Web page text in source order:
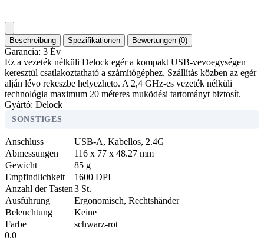
Beschreibung Spezifikationen Bewertungen (0)
Garancia: 3 Év
Ez a vezeték nélküli Delock egér a kompakt USB-vevoegységen
keresztül csatlakoztatható a számítógéphez. Szállítás közben az egér
alján lévo rekeszbe helyezheto. A 2,4 GHz-es vezeték nélküli
technológia maximum 20 méteres muködési tartományt biztosít.
Gyártó: Delock
SONSTIGES
Anschluss
USB-A, Kabellos, 2.4G
Abmessungen
116 x 77 x 48.27 mm
Gewicht
85 g
Empfindlichkeit
1600 DPI
Anzahl der Tasten3 St.
Ausführung
Ergonomisch, Rechtshänder
Beleuchtung
Keine
Farbe
schwarz-rot
0.0